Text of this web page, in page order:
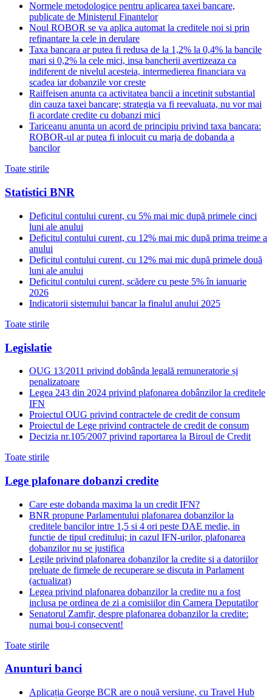
Normele metodologice pentru aplicarea taxei bancare,
publicate de Ministerul Finantelor
Noul ROBOR se va aplica automat la creditele noi si prin
refinantare la cele in derulare
Taxa bancara ar putea fi redusa de la 1,2% la 0,4% la bancile
mari si 0,2% la cele mici, insa bancherii avertizeaza ca
indiferent de nivelul acesteia, intermedierea financiara va
scadea iar dobanzile vor creste
Raiffeisen anunta ca activitatea bancii a incetinit substantial
din cauza taxei bancare; strategia va fi reevaluata, nu vor mai
fi acordate credite cu dobanzi mici
Tariceanu anunta un acord de principiu privind taxa bancara:
ROBOR-ul ar putea fi inlocuit cu marja de dobanda a
bancilor
Toate stirile
Statistici BNR
Deficitul contului curent, cu 5% mai mic după primele cinci
luni ale anului
Deficitul contului curent, cu 12% mai mic după prima treime a
anului
Deficitul contului curent, cu 12% mai mic după primele două
luni ale anului
Deficitul contului curent, scădere cu peste 5% în ianuarie
2026
Indicatorii sistemului bancar la finalul anului 2025
Toate stirile
Legislatie
OUG 13/2011 privind dobânda legală remuneratorie și
penalizatoare
Legea 243 din 2024 privind plafonarea dobânzilor la creditele
IFN
Proiectul OUG privind contractele de credit de consum
Proiectul de Lege privind contractele de credit de consum
Decizia nr.105/2007 privind raportarea la Biroul de Credit
Toate stirile
Lege plafonare dobanzi credite
Care este dobanda maxima la un credit IFN?
BNR propune Parlamentului plafonarea dobanzilor la
creditele bancilor intre 1,5 si 4 ori peste DAE medie, in
functie de tipul creditului; in cazul IFN-urilor, plafonarea
dobanzilor nu se justifica
Legile privind plafonarea dobanzilor la credite si a datoriilor
preluate de firmele de recuperare se discuta in Parlament
(actualizat)
Legea privind plafonarea dobanzilor la credite nu a fost
inclusa pe ordinea de zi a comisiilor din Camera Deputatilor
Senatorul Zamfir, despre plafonarea dobanzilor la credite:
numai bou-i consecvent!
Toate stirile
Anunturi banci
Aplicația George BCR are o nouă versiune, cu Travel Hub